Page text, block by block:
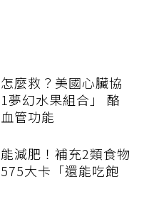
麼救？美國心臟協
夢幻水果組合」 酪
管功能
減肥！補充2類食物
大卡「還能吃飽